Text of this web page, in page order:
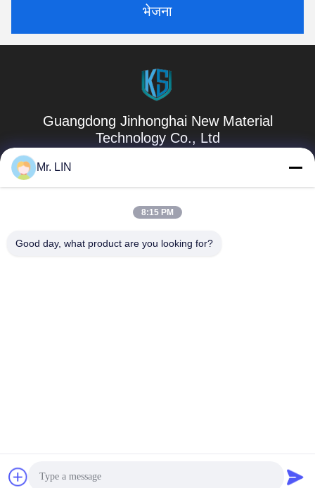
भेजना
Guangdong Jinhonghai New Material
Technology Co., Ltd
ग्वांगडोंग, चीन
Mr. LIN
8:15 PM
Good day, what product are you looking for?